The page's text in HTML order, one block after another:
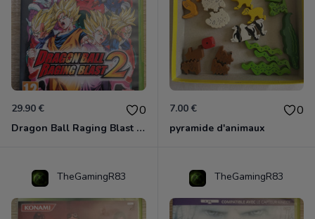
29.90 € 0
Dragon Ball Raging Blast 2 Xbox 360
7.00 € 0
pyramide d'animaux
TheGamingR83 TheGamingR83